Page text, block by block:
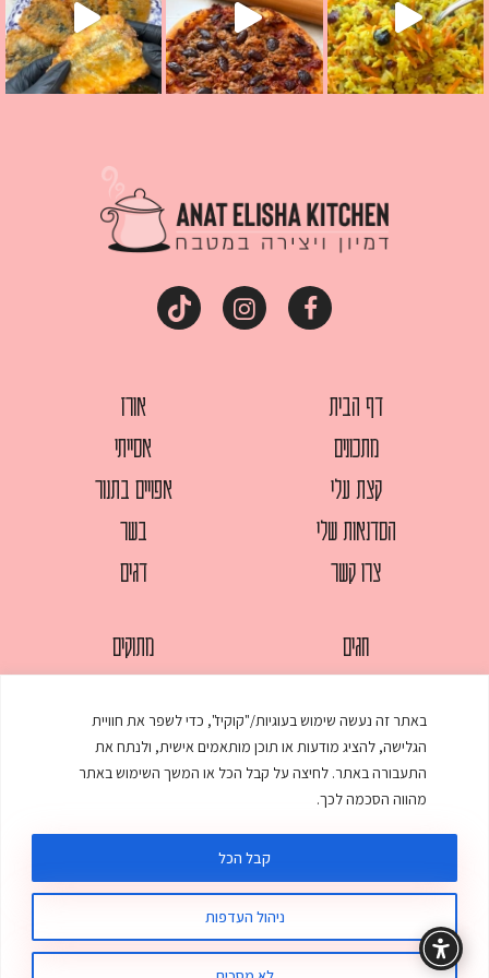
באתר זה נעשה שימוש בעוגיות/"קוקיז", כדי לשפר את חוויית
הגלישה, להציג מודעות או תוכן מותאמים אישית, ולנתח את
התעבורה באתר. לחיצה על קבל הכל או המשך השימוש באתר
מהווה הסכמה לכך.
ניהול העדפות
קבל הכל
דף הבית
מתכונים
קצת עלי
הסדנאות שלי
צרו קשר
אורז
אסייתי
אפויים בתנור
בשר
דגים
חגים
מאפים
ממולאים
מרקים
מתוקים
עוגות
עוף
© כל הזכויות שמורות לענת אלישע | עיצוב ובניית אתר
תקנון האתר מדיניות פרטיות